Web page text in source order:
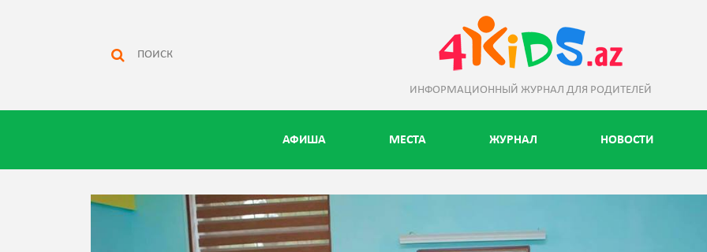
ИНФОРМАЦИОННЫЙ ЖУРНАЛ ДЛЯ РОДИТЕЛЕЙ
АФИША МЕСТА ЖУРНАЛ НОВОСТИ